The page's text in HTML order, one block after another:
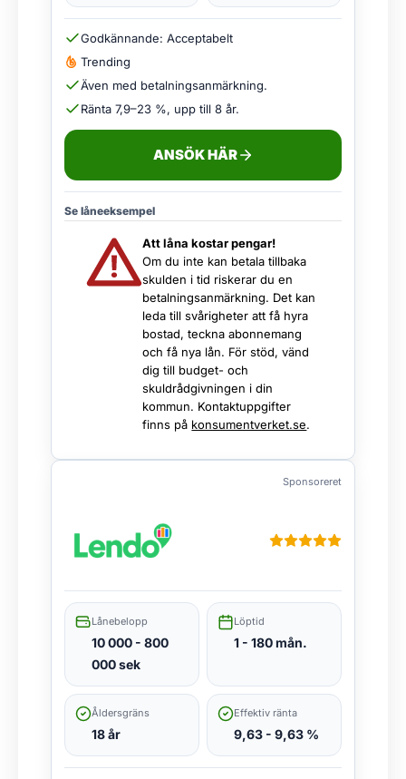
Godkännande: Acceptabelt
Trending
Även med betalningsanmärkning.
Ränta 7,9–23 %, upp till 8 år.
ANSÖK HÄR
Se låneeksempel
Att låna kostar pengar!
Om du inte kan betala tillbaka
skulden i tid riskerar du en
betalningsanmärkning. Det kan
leda till svårigheter att få hyra
bostad, teckna abonnemang
och få nya lån. För stöd, vänd
dig till budget- och
skuldrådgivningen i din
kommun. Kontaktuppgifter
finns på konsumentverket.se.
Sponsoreret
Lånebelopp
10 000 - 800
000 sek
Löptid
1 - 180 mån.
Åldersgräns
18 år
Effektiv ränta
9,63 - 9,63 %